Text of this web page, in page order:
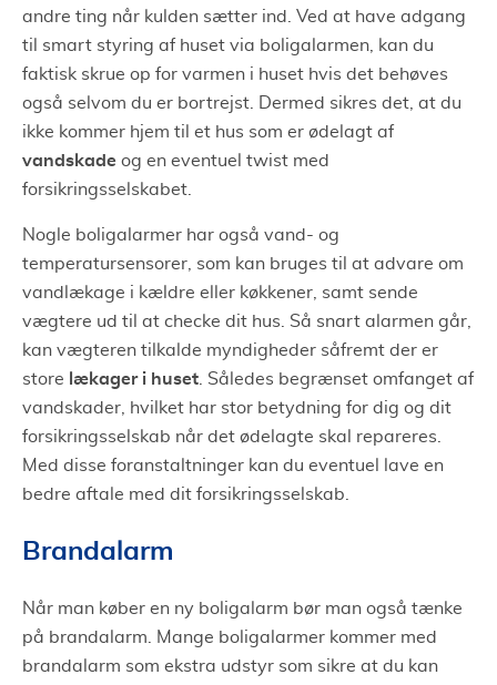
andre ting når kulden sætter ind. Ved at have adgang
til smart styring af huset via boligalarmen, kan du
faktisk skrue op for varmen i huset hvis det behøves
også selvom du er bortrejst. Dermed sikres det, at du
ikke kommer hjem til et hus som er ødelagt af
vandskade og en eventuel twist med
forsikringsselskabet.
Nogle boligalarmer har også vand- og
temperatursensorer, som kan bruges til at advare om
vandlækage i kældre eller køkkener, samt sende
vægtere ud til at checke dit hus. Så snart alarmen går,
kan vægteren tilkalde myndigheder såfremt der er
store lækager i huset . Således begrænset omfanget af
vandskader, hvilket har stor betydning for dig og dit
forsikringsselskab når det ødelagte skal repareres.
Med disse foranstaltninger kan du eventuel lave en
bedre aftale med dit forsikringsselskab.
Brandalarm
Når man køber en ny boligalarm bør man også tænke
på brandalarm. Mange boligalarmer kommer med
brandalarm som ekstra udstyr som sikre at du kan